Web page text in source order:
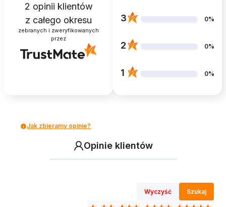
2 opinii klientów
z całego okresu
zebranych i zweryfikowanych
przez
3 0%
2 0%
1 0%
Jak zbieramy opinie?
Opinie klientów
Wyczyść Szukaj